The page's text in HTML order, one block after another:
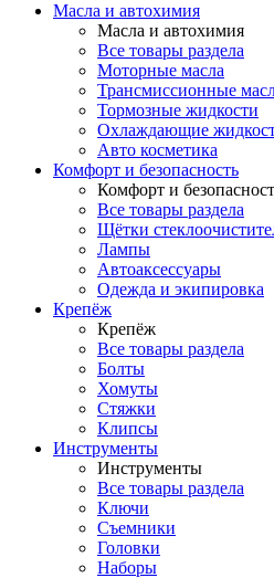
Масла и автохимия
Масла и автохимия
Все товары раздела
Моторные масла
Трансмиссионные
Тормозные жидкости
Охлаждающие
Авто косметика
Комфорт и безопасность
Комфорт и
Все товары раздела
Щётки
Лампы
Автоаксессуары
Одежда и экипировка
Крепёж
Крепёж
Все товары раздела
Болты
Хомуты
Стяжки
Клипсы
Инструменты
Инструменты
Все товары раздела
Ключи
Съемники
Головки
Наборы